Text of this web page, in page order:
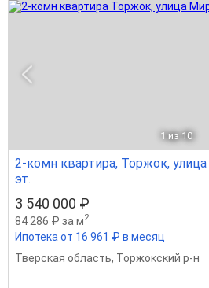
1 из 10
2-комн квартира, Торжок,
эт.
3 540 000 ₽
84 286 ₽ за м2
Ипотека от 16 961 ₽ в месяц
Тверская область, Торжокский р-н